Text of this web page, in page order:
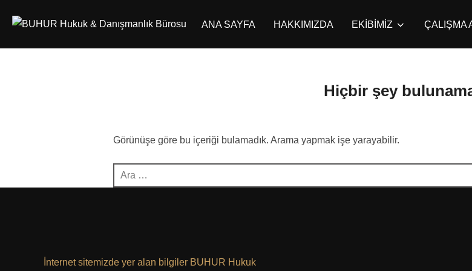
geç
ANA SAYFA HAKKIMIZDA EKİBİMİZ ÇALIŞMA
Hiçbir şey
Görünüşe göre bu içeriği bulamadık. Arama yapmak işe yarayabilir.
Aranacak
içerik:
İnternet sitemizde yer alan bilgiler BUHUR Hukuk